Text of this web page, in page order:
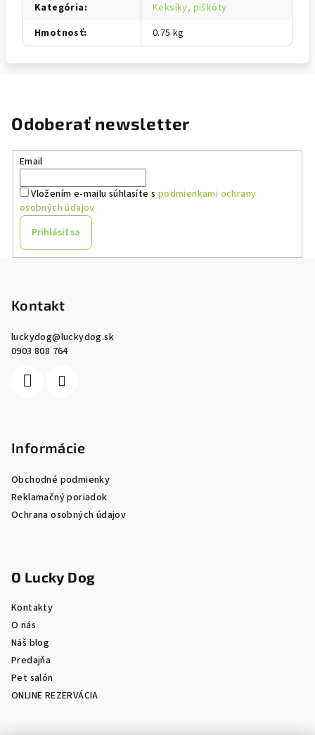
Kategória:
Keksíky, piškóty
Hmotnosť: 0.75 kg
Odoberať newsletter
Email
Vložením e-mailu súhlasíte s podmienkami ochrany
osobných údajov
Prihlásiť sa
Kontakt
luckydog@luckydog.sk
0903 808 764
Informácie
Obchodné podmienky
Reklamačný poriadok
Ochrana osobných údajov
O Lucky Dog
Kontakty
O nás
Náš blog
Predajňa
Pet salón
ONLINE REZERVÁCIA